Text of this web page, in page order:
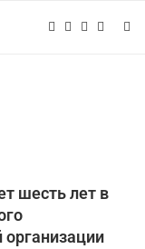
шесть лет в
организации